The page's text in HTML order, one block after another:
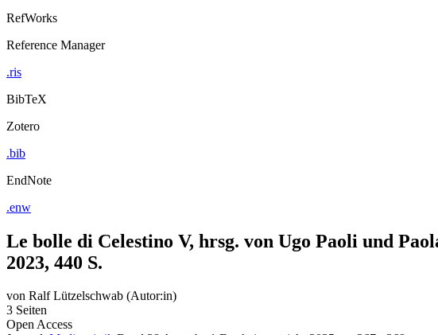
RefWorks
Reference Manager
.ris
BibTeX
Zotero
.bib
EndNote
.enw
Le bolle di Celestino V, hrsg. von Ugo Paoli und
2023, 440 S.
von Ralf Lützelschwab (Autor:in)
3 Seiten
Open Access